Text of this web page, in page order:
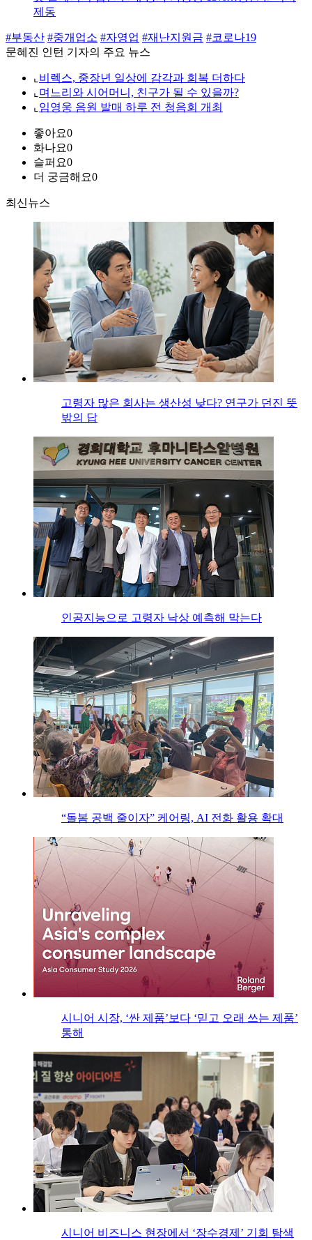
제동
#부동산 #중개업소 #자영업 #재난지원금 #코로나19
문혜진 인턴 기자의 주요 뉴스
⌞ 비렉스, 중장년 일상에 감각과 회복 더하다
⌞ 며느리와 시어머니, 친구가 될 수 있을까?
⌞ 임영웅 음원 발매 하루 전 청음회 개최
좋아요0
화나요0
슬퍼요0
더 궁금해요0
최신뉴스
고령자 많은 회사는 생산성 낮다? 연구가 던진 뜻
밖의 답
인공지능으로 고령자 낙상 예측해 막는다
“돌봄 공백 줄이자” 케어링, AI 전화 활용 확대
시니어 시장, ‘싼 제품’보다 ‘믿고 오래 쓰는 제품’
통해
시니어 비즈니스 현장에서 ‘장수경제’ 기회 탐색